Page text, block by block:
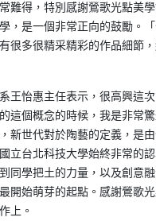
難得，特別感謝鶯歌光點美
是一個非常正向的鼓勵。
很多很精采精彩的作品細節
王怡惠主任表示，很高興這
這個概念的時候，我是非常
新世代對於陶藝的定義，是
立台北科技大學始終非常的
同學把土的力量，以及創意
開始萌芽的起點。感謝鶯歌
上。